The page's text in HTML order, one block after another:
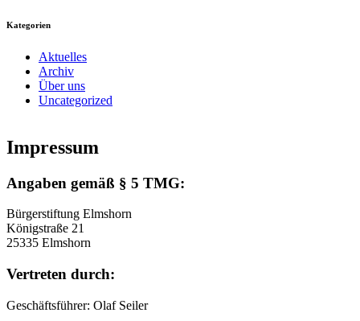
Kategorien
Aktuelles
Archiv
Über uns
Uncategorized
Impressum
Angaben gemäß § 5 TMG:
Bürgerstiftung Elmshorn
Königstraße 21
25335 Elmshorn
Vertreten durch:
Geschäftsführer: Olaf Seiler